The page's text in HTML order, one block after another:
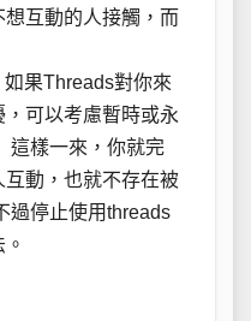
互動的人接觸，而
如果Threads對你來
可以考慮暫時或永
這樣一來，你就完
動，也就不存在被
過停止使用threads